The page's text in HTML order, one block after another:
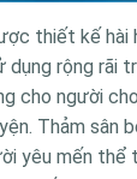
thiết kế hài
rộng rãi
cho người
Thảm sân
yêu mến thể